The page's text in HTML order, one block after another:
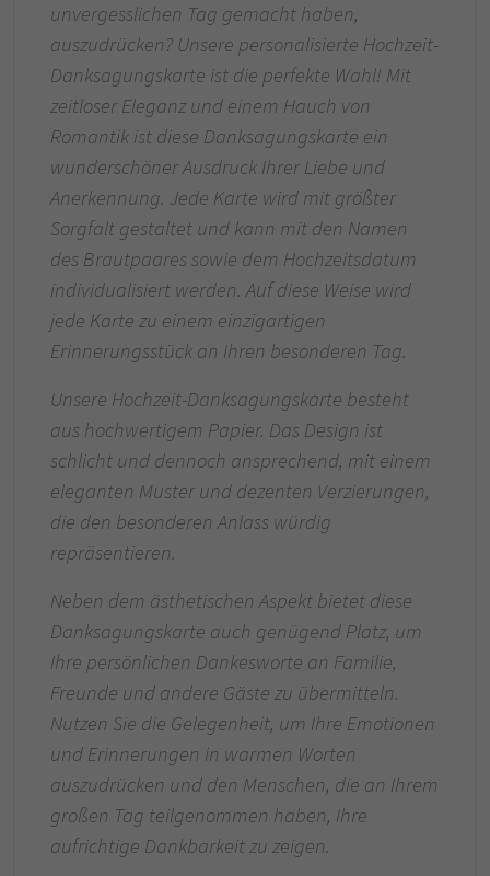
unvergesslichen Tag gemacht haben,
auszudrücken? Unsere personalisierte Hochzeit-
Danksagungskarte ist die perfekte Wahl! Mit
zeitloser Eleganz und einem Hauch von
Romantik ist diese Danksagungskarte ein
wunderschöner Ausdruck Ihrer Liebe und
Anerkennung. Jede Karte wird mit größter
Sorgfalt gestaltet und kann mit den Namen
des Brautpaares sowie dem Hochzeitsdatum
individualisiert werden. Auf diese Weise wird
jede Karte zu einem einzigartigen
Erinnerungsstück an Ihren besonderen Tag.
Unsere Hochzeit-Danksagungskarte besteht
aus hochwertigem Papier. Das Design ist
schlicht und dennoch ansprechend, mit einem
eleganten Muster und dezenten Verzierungen,
die den besonderen Anlass würdig
repräsentieren.
Neben dem ästhetischen Aspekt bietet diese
Danksagungskarte auch genügend Platz, um
Ihre persönlichen Dankesworte an Familie,
Freunde und andere Gäste zu übermitteln.
Nutzen Sie die Gelegenheit, um Ihre Emotionen
und Erinnerungen in warmen Worten
auszudrücken und den Menschen, die an Ihrem
großen Tag teilgenommen haben, Ihre
aufrichtige Dankbarkeit zu zeigen.